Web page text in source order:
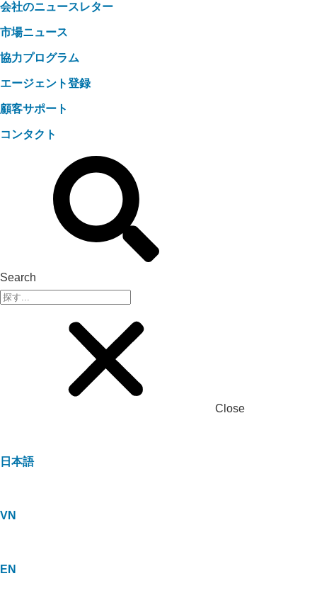
会社のニュースレター
市場ニュース
協力プログラム
エージェント登録
顧客サポート
コンタクト
Search
Close
日本語
VN
EN